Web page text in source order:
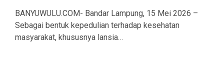
BANYUWULU.COM- Bandar Lampung, 15 Mei 2026 –
Sebagai bentuk kepedulian terhadap kesehatan
masyarakat, khususnya lansia…